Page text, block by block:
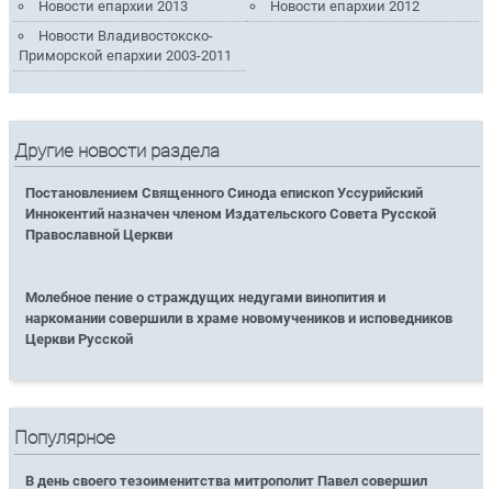
Новости епархии 2013
Новости епархии 2012
Новости Владивостокско-
Приморской епархии 2003-2011
Другие новости раздела
Постановлением Священного Синода епископ Уссурийский
Иннокентий назначен членом Издательского Совета Русской
Православной Церкви
Молебное пение о страждущих недугами винопития и
наркомании совершили в храме новомучеников и исповедников
Церкви Русской
Популярное
В день своего тезоименитства митрополит Павел совершил